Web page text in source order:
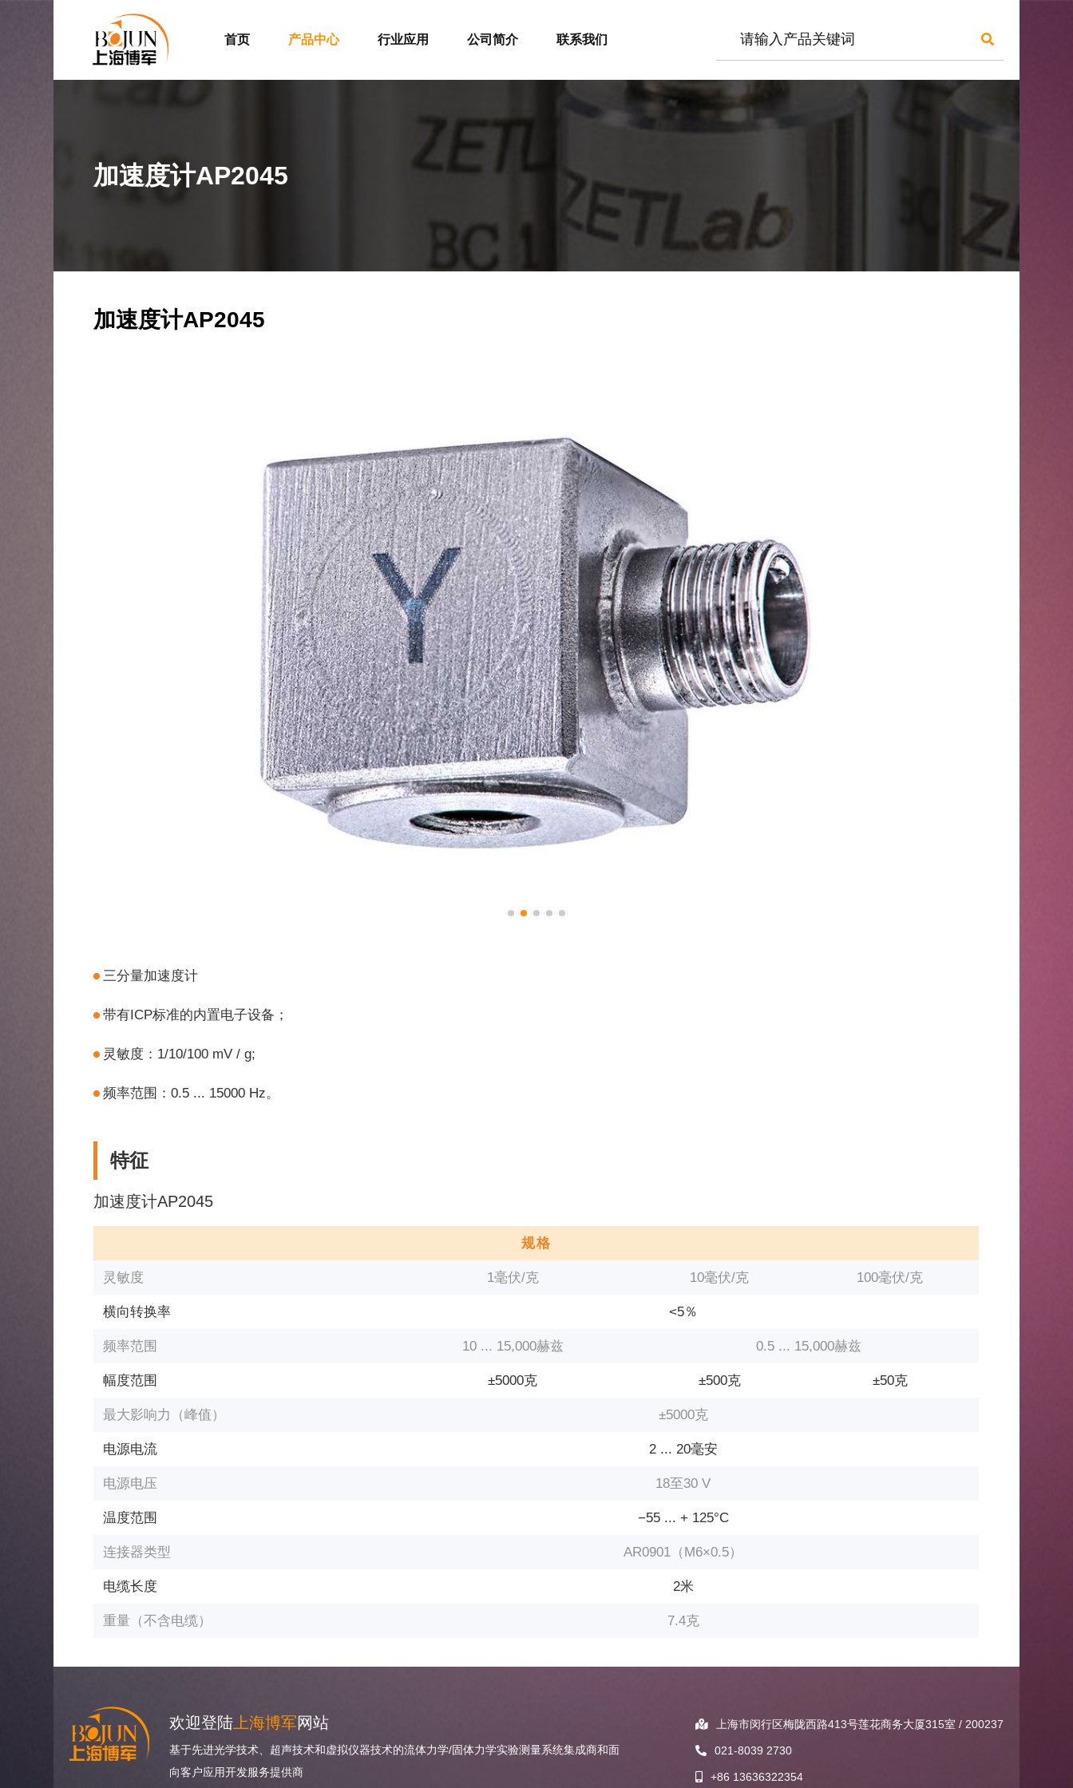
首页 产品中心 行业应用 公司简介 联系我们
加速度计AP2045
加速度计AP2045
三分量加速度计
带有ICP标准的内置电子设备；
灵敏度：1/10/100 mV / g;
频率范围：0.5 ... 15000 Hz。
特征
加速度计AP2045
规格
灵敏度 1毫伏/克 10毫伏/克 100毫伏/克
横向转换率 <5％
频率范围 10 ... 15,000赫兹 0.5 ... 15,000赫兹
幅度范围 ±5000克 ±500克 ±50克
最大影响力（峰值） ±5000克
电源电流 2 ... 20毫安
电源电压 18至30 V
温度范围 −55 ... + 125°С
连接器类型 AR0901（M6×0.5）
电缆长度 2米
重量（不含电缆） 7.4克
欢迎登陆 上海博军网站
基于先进光学技术、超声技术和虚拟仪器技术的流体力学/固体力学实验测量系统集成商和面
向客户应用开发服务提供商
上海市闵行区梅陇西路413号莲花商务大厦315室 / 200237
021-8039 2730
+86 13636322354